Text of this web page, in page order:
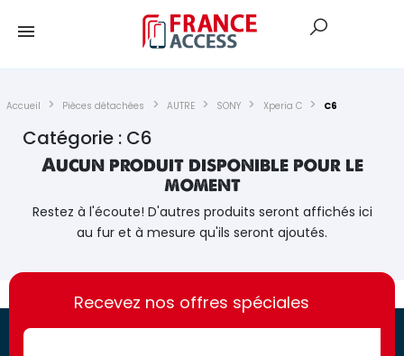
Accueil Pièces détachées AUTRE SONY Xperia C C6
Catégorie : C6
Aucun produit disponible pour le
moment
Restez à l'écoute! D'autres produits seront affichés ici
au fur et à mesure qu'ils seront ajoutés.
https://france-
access.fr
https://france-
access.fr
Recevez nos offres spéciales